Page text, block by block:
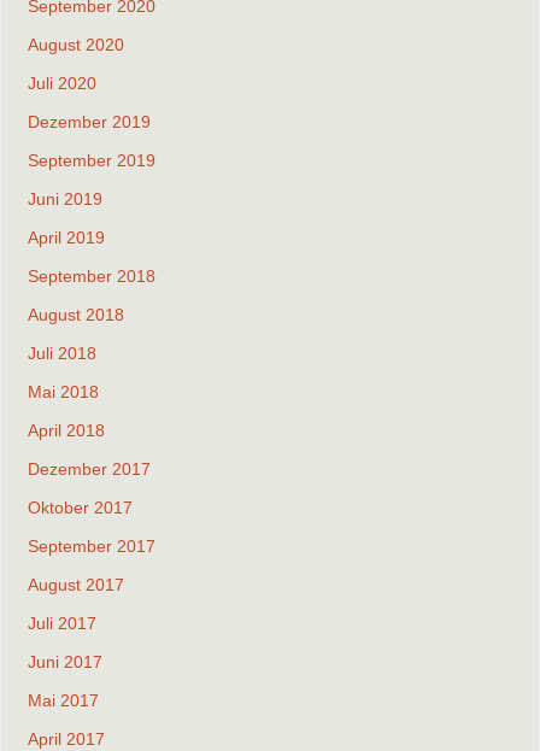
September 2020
August 2020
Juli 2020
Dezember 2019
September 2019
Juni 2019
April 2019
September 2018
August 2018
Juli 2018
Mai 2018
April 2018
Dezember 2017
Oktober 2017
September 2017
August 2017
Juli 2017
Juni 2017
Mai 2017
April 2017